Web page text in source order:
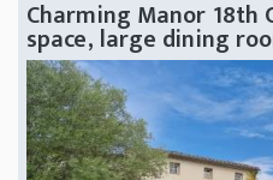
Charming Manor 18th
space, large dining